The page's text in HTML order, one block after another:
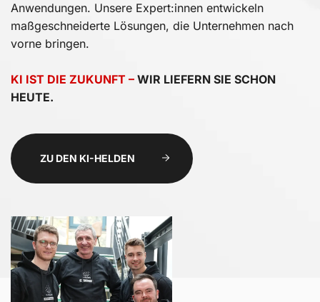
Anwendungen. Unsere Expert:innen entwickeln
maßgeschneiderte Lösungen, die Unternehmen nach
vorne bringen.
KI IST DIE ZUKUNFT – WIR LIEFERN SIE SCHON
HEUTE.
ZU DEN KI-HELDEN